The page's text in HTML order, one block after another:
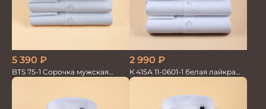
5 390 ₽
BTS 75-1 Сорочка мужская
2 990 ₽
К 415А 11-0601-1 белая лайкра
Сорочка мужская